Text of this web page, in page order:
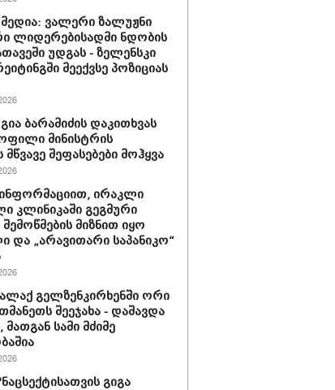
ვალერი ზალუჟნი
ლიდერებისადმი ნდობის
უდგას - ზელენსკი
მეექვსე პოზიციას
ბარამიძის დაკითხვას
მინისტრის
მწვავე შეფასებები მოჰყვა
ირაკლი
კლინიკაში გეგმური
მიზნით იყო
და „არავითარი საპანიკო“
გელზენკირხენში ორი
შეეჯახა - დაშავდა
მათგან სამი მძიმე
გიგა